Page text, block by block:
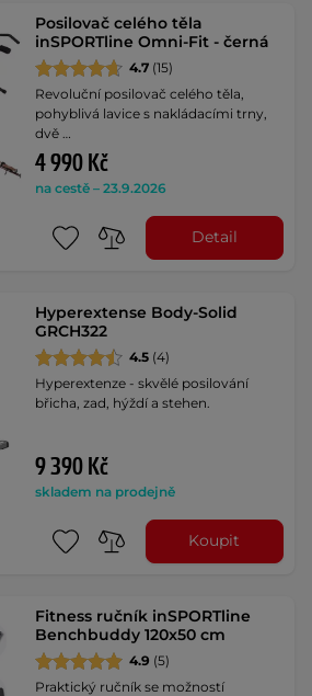
Posilovač celého těla
inSPORTline Omni-Fit - černá
4.7 (15)
Revoluční posilovač celého těla,
pohyblivá lavice s nakládacími trny,
dvě …
4 990 Kč
na cestě – 23.9.2026
Detail
Hyperextense Body-Solid
GRCH322
4.5 (4)
Hyperextenze - skvělé posilování
břicha, zad, hýždí a stehen.
9 390 Kč
skladem na prodejně
Koupit
Fitness ručník inSPORTline
Benchbuddy 120x50 cm
4.9 (5)
Praktický ručník se možností